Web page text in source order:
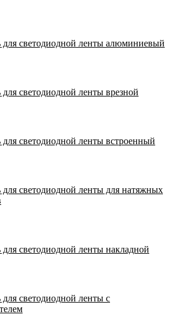
светодиодной ленты алюминиевый
светодиодной ленты врезной
светодиодной ленты встроенный
светодиодной ленты для натяжных
светодиодной ленты накладной
светодиодной ленты с